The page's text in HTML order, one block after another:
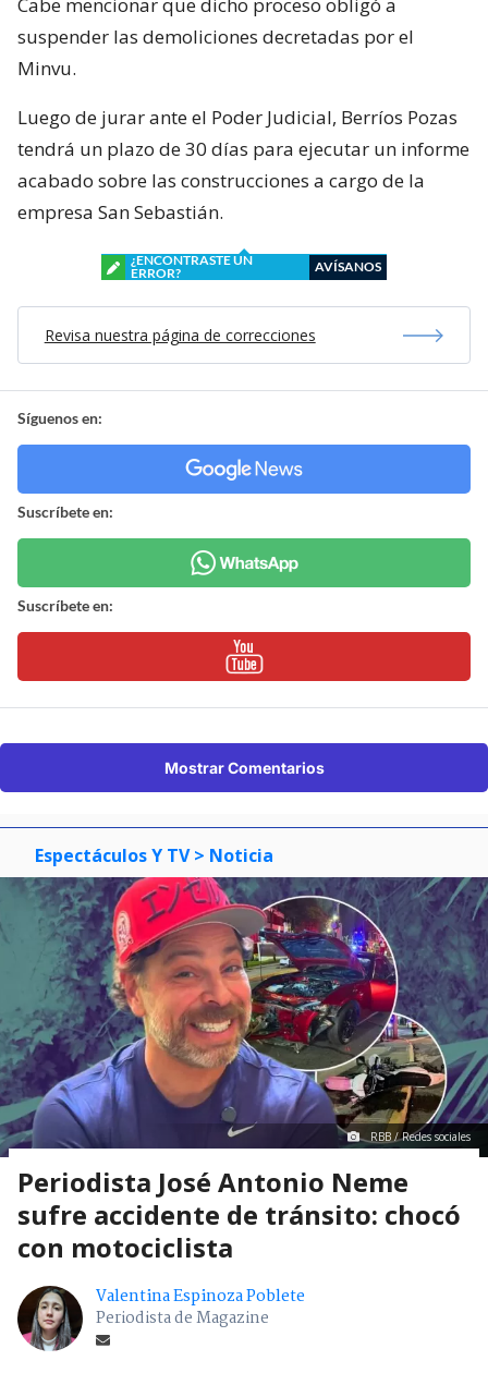
Cabe mencionar que dicho proceso obligó a
suspender las demoliciones decretadas por el
Minvu.
Luego de jurar ante el Poder Judicial, Berríos Pozas
tendrá un plazo de 30 días para ejecutar un informe
acabado sobre las construcciones a cargo de la
empresa San Sebastián.
¿ENCONTRASTE UN
ERROR?
AVÍSANOS
Revisa nuestra página de correcciones
Síguenos en:
Suscríbete en:
Suscríbete en:
Mostrar Comentarios
Espectáculos Y TV > Noticia
RBB / Redes sociales
Periodista José Antonio Neme
sufre accidente de tránsito: chocó
con motociclista
Valentina Espinoza Poblete
Periodista de Magazine